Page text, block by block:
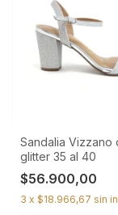
Sandalia Vizzano
glitter 35 al 40
$56.900,00
3 x $18.966,67 sin